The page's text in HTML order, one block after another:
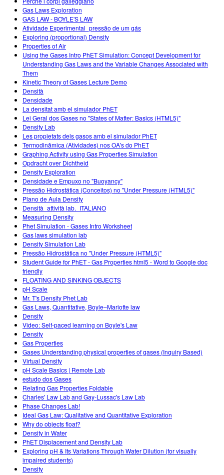
Gas Laws Exploration
GAS LAW - BOYLE'S LAW
Atividade Experimental_pressão de um gás
Exploring (proportional) Density
Properties of Air
Using the Gases Intro PhET Simulation: Concept Development for
Understanding Gas Laws and the Variable Changes Associated with
Them
Kinetic Theory of Gases Lecture Demo
Densità
Densidade
La densitat amb el simulador PhET
Lei Geral dos Gases no "States of Matter: Basics (HTML5)"
Density Lab
Les propietats dels gasos amb el simulador PhET
Termodinâmica (Atividades) nos OA's do PhET
Graphing Activity using Gas Properties Simulation
Opdracht over Dichtheid
Density Exploration
Densidade e Empuxo no "Buoyancy"
Pressão Hidrostática (Conceitos) no "Under Pressure (HTML5)"
Plano de Aula Density
Densità_attività lab._ITALIANO
Measuring Density
Phet Simulation - Gases Intro Worksheet
Gas laws simulation lab
Density Simulation Lab
Pressão Hidrostática no "Under Pressure (HTML5)"
Student Guide for PhET - Gas Properties html5 - Word to Google doc
friendly
FLOATING AND SINKING OBJECTS
pH Scale
Mr. T's Density Phet Lab
Gas Laws, Quantitative, Boyle–Mariotte law
Density
Video: Self-paced learning on Boyle's Law
Density
Gas Properties
Gases Understanding physical properties of gases (Inquiry Based)
Virtual Density
pH Scale Basics | Remote Lab
estudo dos Gases
Relating Gas Properties Foldable
Charles' Law Lab and Gay-Lussac's Law Lab
Phase Changes Lab!
Ideal Gas Law: Qualitative and Quantitative Exploration
Why do objects float?
Density in Water
PhET Displacement and Density Lab
Exploring pH & Its Variations Through Water Dilution (for visually
impaired students)
Density